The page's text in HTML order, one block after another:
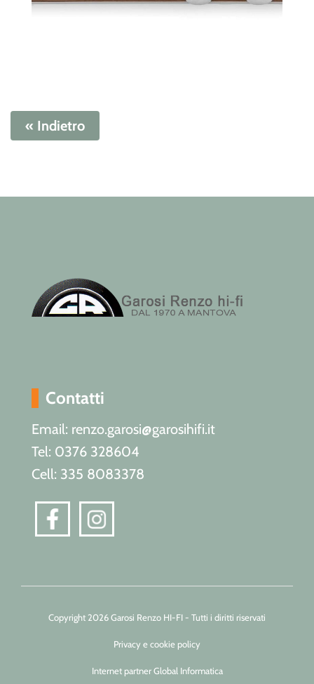
« Indietro
Contatti
Email: renzo.garosi@garosihifi.it
Tel: 0376 328604
Cell: 335 8083378
Copyright 2026 Garosi Renzo HI-FI - Tutti i diritti riservati
Privacy e cookie policy
Internet partner Global Informatica